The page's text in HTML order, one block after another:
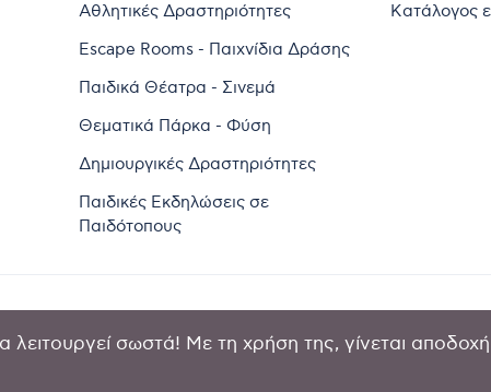
Αθλητικές Δραστηριότητες
Escape Rooms - Παιχνίδια Δράσης
Παιδικά Θέατρα - Σινεμά
Θεματικά Πάρκα - Φύση
Δημιουργικές Δραστηριότητες
Παιδικές Εκδηλώσεις σε
Παιδότοπους
Κατάλογος
Πολιτική
σωστά! Με τη χρήση της, γίνεται